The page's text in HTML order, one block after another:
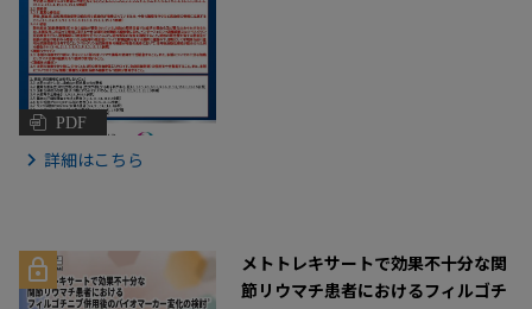
PDF
詳細はこちら
メトトレキサートで効果不十分な関
節リウマチ患者におけるフィルゴチ